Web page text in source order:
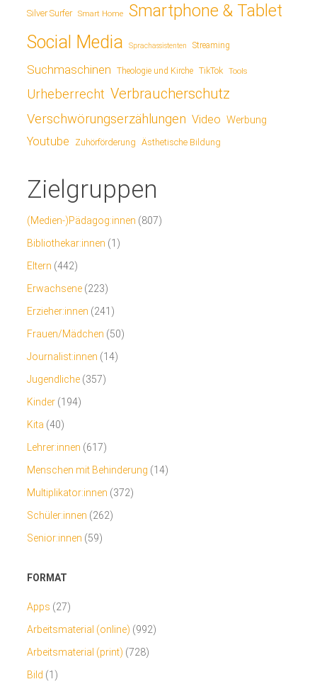
Silver Surfer Smart Home Smartphone & Tablet
Social Media Sprachassistenten Streaming
Suchmaschinen Theologie und Kirche TikTok Tools
Urheberrecht Verbraucherschutz
Verschwörungserzählungen Video Werbung
Youtube Zuhörförderung Ästhetische Bildung
Zielgruppen
(Medien-)Pädagog:innen (807)
Bibliothekar:innen (1)
Eltern (442)
Erwachsene (223)
Erzieher:innen (241)
Frauen/Mädchen (50)
Journalist:innen (14)
Jugendliche (357)
Kinder (194)
Kita (40)
Lehrer:innen (617)
Menschen mit Behinderung (14)
Multiplikator:innen (372)
Schüler:innen (262)
Senior:innen (59)
FORMAT
Apps (27)
Arbeitsmaterial (online) (992)
Arbeitsmaterial (print) (728)
Bild (1)